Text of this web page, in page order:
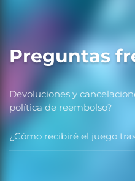
Preguntas
Devoluciones y
política de reembolso?
¿Cómo recibiré el juego